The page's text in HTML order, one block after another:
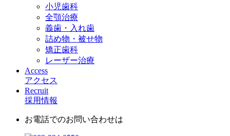
小児歯科
全顎治療
義歯・入れ歯
詰め物・被せ物
矯正歯科
レーザー治療
Access
アクセス
Recruit
採用情報
お電話でのお問い合わせは